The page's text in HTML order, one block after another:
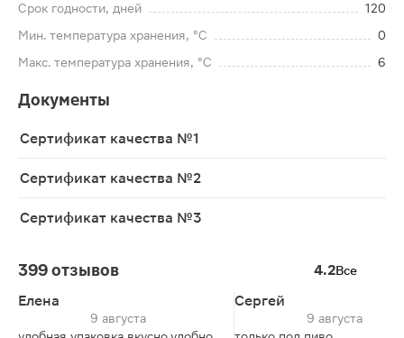
Срок годности, дней
120
Мин. температура хранения, °C
0
Макс. температура хранения, °C
6
Документы
Сертификат качества №1
Сертификат качества №2
Сертификат качества №3
399 отзывов 4.2Все
Елена
9 августа
Сергей
9 августа